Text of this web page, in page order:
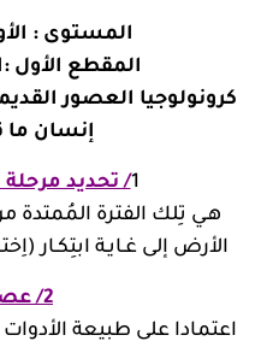
المستوى :
المقطع الأول
كرونولوجيا العصور
إنسان ما
1/ تحديد مرحلة
هـي تِلك الفترة
الأرض إلى غـايـة ابتِكـار
2/ عصورهـا :
اعتمادا على طبيعة